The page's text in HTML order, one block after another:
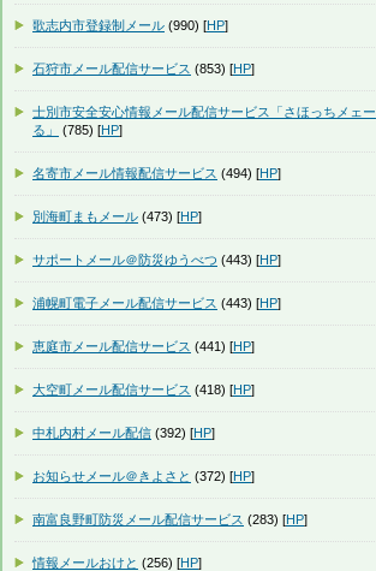
歌志内市登録制メール (990) [HP]
石狩市メール配信サービス (853) [HP]
士別市安全安心情報メール配信サービス「さほっちメェー
る」
(785) [HP]
名寄市メール情報配信サービス (494) [HP]
別海町まもメール (473) [HP]
サポートメール＠防災ゆうべつ (443) [HP]
浦幌町電子メール配信サービス (443) [HP]
恵庭市メール配信サービス (441) [HP]
大空町メール配信サービス (418) [HP]
中札内村メール配信 (392) [HP]
お知らせメール＠きよさと (372) [HP]
南富良野町防災メール配信サービス (283) [HP]
情報メールおけと (256) [HP]